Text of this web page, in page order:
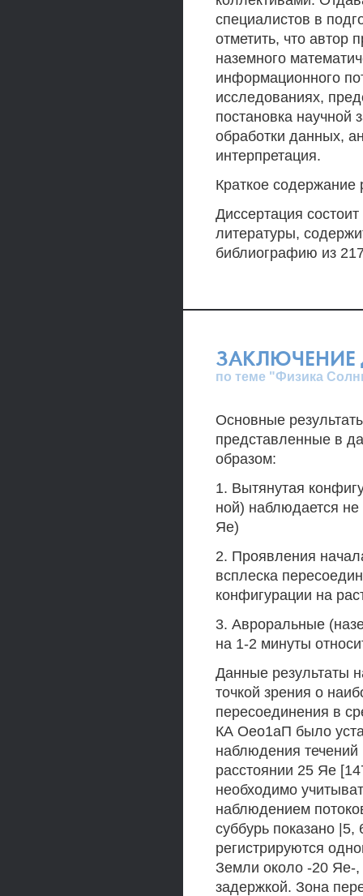
специалистов в
отметить, что автор
наземного
информационного
исследованиях,
постановка научной
обработки данных,
интерпретация.
Краткое содержание
Диссертация
литературы,
библиографию из
ЗАКЛЮЧЕНИЕ
по теме "Физика
Основные
представленные в
образом:
1. Вытянутая
ной) наблюдается
Яе)
2. Проявления
всплеска
конфигурации на
3. Авроральные
на 1-2 минуты
Данные результаты
точкой зрения о
пересоединения в
КА Оео1аП было
наблюдения
расстоянии 25 Яе
необходимо
наблюдением
суббурь показано |5,
регистрируются
Земли около -20 Яе-
задержкой. Зона